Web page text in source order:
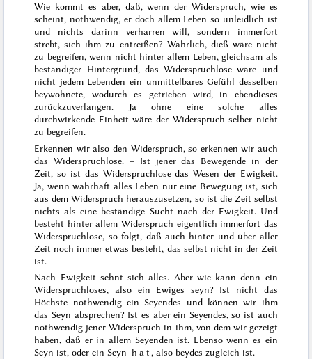
Wie kommt es aber, daß, wenn der Widerspruch, wie es
scheint, nothwendig, er doch allem Leben so unleidlich ist
und nichts darinn verharren will, sondern immerfort
strebt, sich ihm zu entreißen? Wahrlich, dieß wäre nicht
zu begreifen, wenn nicht hinter allem Leben, gleichsam als
beständiger Hintergrund, das Widerspruchlose wäre und
nicht jedem Lebenden ein unmittelbares Gefühl desselben
beywohnete, wodurch es getrieben wird, in ebendieses
zurückzuverlangen. Ja ohne eine solche alles
durchwirkende Einheit wäre der Widerspruch selber nicht
zu begreifen.
Erkennen wir also den Widerspruch, so erkennen wir auch
das Widerspruchlose. – Ist jener das Bewegende in der
Zeit, so ist das Widerspruchlose das Wesen der Ewigkeit.
Ja, wenn wahrhaft alles Leben nur eine Bewegung ist, sich
aus dem Widerspruch herauszusetzen, so ist die Zeit selbst
nichts als eine beständige Sucht nach der Ewigkeit. Und
besteht hinter allem Widerspruch eigentlich immerfort das
Widerspruchlose, so folgt, daß auch hinter und über aller
Zeit noch immer etwas besteht, das selbst nicht in der Zeit
ist.
Nach Ewigkeit sehnt sich alles. Aber wie kann denn ein
Widerspruchloses, also ein Ewiges seyn? Ist nicht das
Höchste nothwendig ein Seyendes und können wir ihm
das Seyn absprechen? Ist es aber ein Seyendes, so ist auch
nothwendig jener Widerspruch in ihm, von dem wir gezeigt
haben, daß er in allem Seyenden ist. Ebenso wenn es ein
Seyn ist, oder ein Seyn hat, also beydes zugleich ist.